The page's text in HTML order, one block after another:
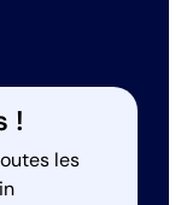
!
les